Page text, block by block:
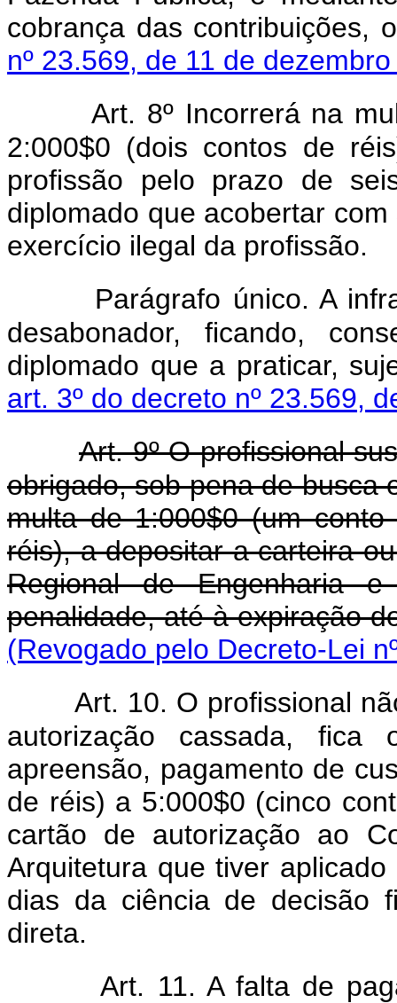
cobrança das contribuições,
nº 23.569, de 11 de
Art. 8º Incorrerá na
2:000$0 (dois contos de
profissão pelo prazo de
diplomado que acobertar
exercício ilegal da profissão.
Parágrafo único. A
desabonador, ficando,
diplomado que a praticar,
art. 3º do decreto nº 23.569,
Art. 9º O profissional
obrigado, sob pena de busca
multa de 1:000$0 (um
réis), a depositar a carteira
Regional de Engenharia
penalidade, até à expiração
(Revogado pelo Decreto-Lei
Art. 10. O profissional
autorização cassada,
apreensão, pagamento de
de réis) a 5:000$0 (cinco
cartão de autorização ao
Arquitetura que tiver
dias da ciência de decisão
direta.
Art. 11. A falta de